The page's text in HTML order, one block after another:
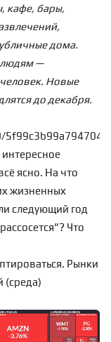
кафе, бары,
дома.
людям —
Новые
до декабря.
ясно. На что
жизненных
следующий год
Что
Рынки
(среда)